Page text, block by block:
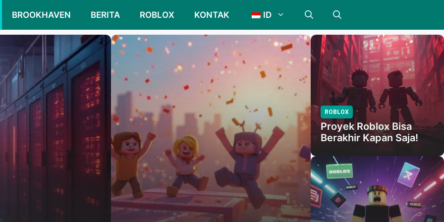
BROOKHAVEN BERITA ROBLOX KONTAK ID
ROBLOX
Proyek Roblox Bisa
Berakhir Kapan Saja!